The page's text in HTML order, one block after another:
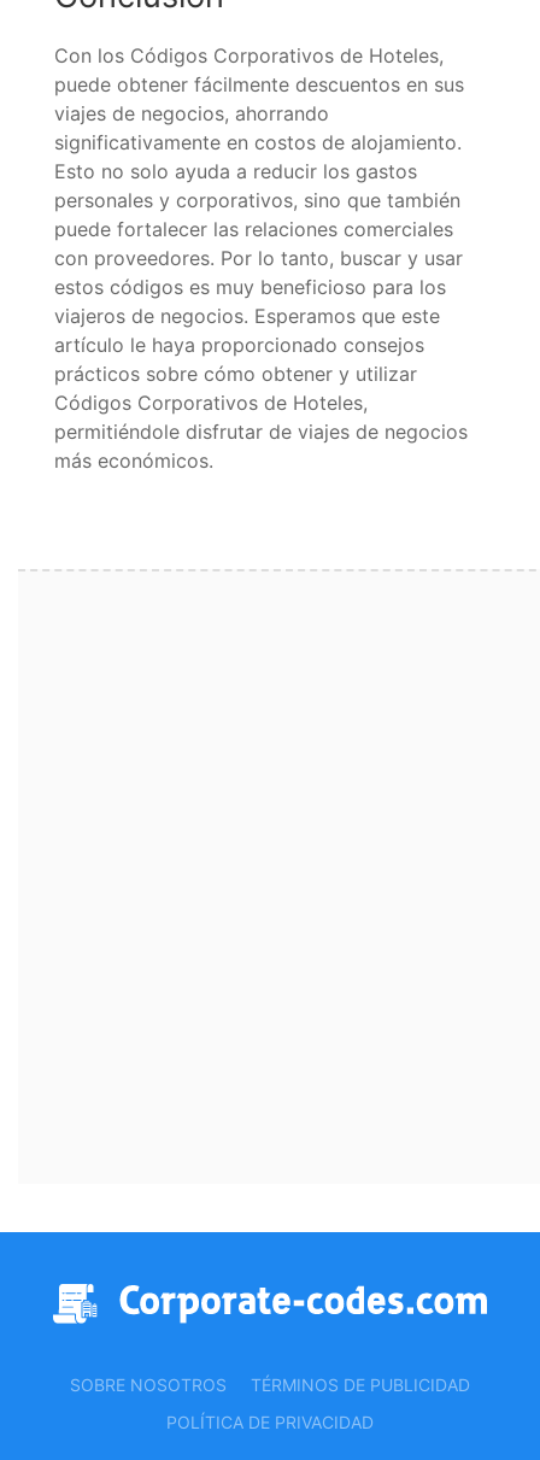
Con los Códigos Corporativos de Hoteles,
puede obtener fácilmente descuentos en sus
viajes de negocios, ahorrando
significativamente en costos de alojamiento.
Esto no solo ayuda a reducir los gastos
personales y corporativos, sino que también
puede fortalecer las relaciones comerciales
con proveedores. Por lo tanto, buscar y usar
estos códigos es muy beneficioso para los
viajeros de negocios. Esperamos que este
artículo le haya proporcionado consejos
prácticos sobre cómo obtener y utilizar
Códigos Corporativos de Hoteles,
permitiéndole disfrutar de viajes de negocios
más económicos.
SOBRE NOSOTROS
TÉRMINOS DE PUBLICIDAD
POLÍTICA DE PRIVACIDAD